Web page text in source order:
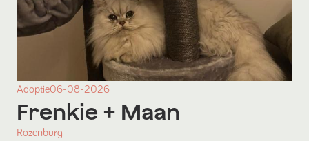
Adoptie06-08-2026
Frenkie + Maan
Rozenburg